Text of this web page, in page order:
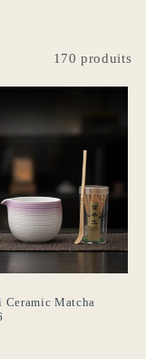
170 produits
Ceramic Matcha